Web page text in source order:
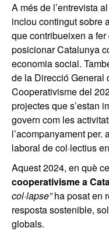
A més de l’entrevista
inclou contingut sobre
que contribueixen a
posicionar Catalunya
economia social.
de la Direcció General
Cooperativisme del
projectes que s’estan
govern com les
l’acompanyament
laboral de col·lectius
Aquest 2024, en què
cooperativisme a
col·lapse”ha posat en
resposta sostenible,
globals.